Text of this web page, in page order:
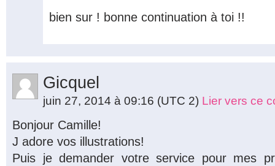
bien sur ! bonne continuation à toi !!
Gicquel
juin 27, 2014 à 09:16 (UTC 2) Lier vers ce
Bonjour Camille!
J adore vos illustrations!
Puis je demander votre service pour mes